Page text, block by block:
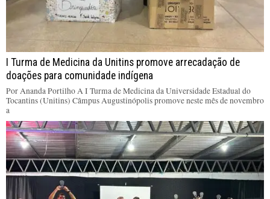
I Turma de Medicina da Unitins promove arrecadação de
doações para comunidade indígena
Por Ananda Portilho A I Turma de Medicina da Universidade Estadual do
Tocantins (Unitins) Câmpus Augustinópolis promove neste mês de novembro
a